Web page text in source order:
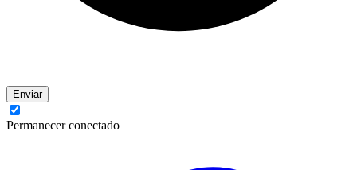
Enviar
Permanecer conectado